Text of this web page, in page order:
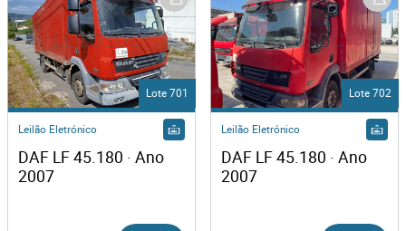
Lote 701
Leilão Eletrónico
DAF LF 45.180 · Ano
Lote 702
Leilão Eletrónico
DAF LF 45.180 · Ano